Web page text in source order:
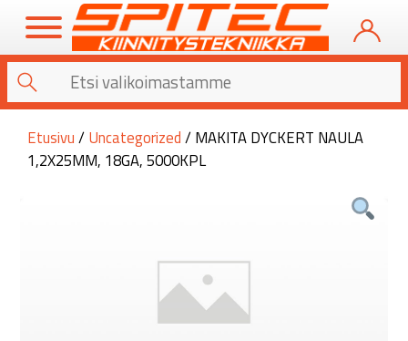
Etusivu / Uncategorized / MAKITA DYCKERT NAULA
1,2X25MM, 18GA, 5000KPL